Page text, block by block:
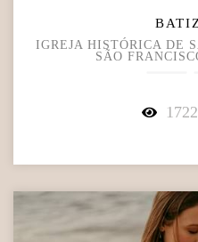
IGREJA HISTÓRICA DE
SÃO
1722